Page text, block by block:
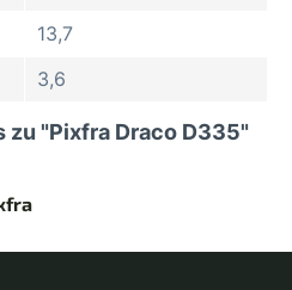
13,7
3,6
"Pixfra Draco D335"